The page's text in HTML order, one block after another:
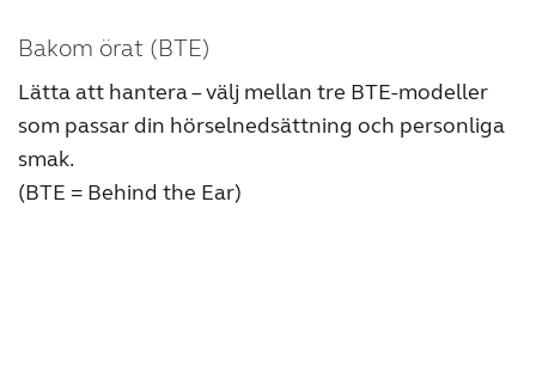
Bakom örat (BTE)
Lätta att hantera – välj mellan tre BTE-modeller
som passar din hörselnedsättning och personliga
smak.
(BTE = Behind the Ear)